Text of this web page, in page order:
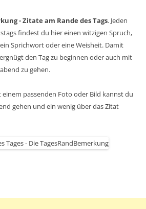
- Zitate am Rande des Tags. Jeden
findest du hier einen witzigen Spruch,
Sprichwort oder eine Weisheit. Damit
den Tag zu beginnen oder auch mit
zu gehen.
passenden Foto oder Bild kannst du
gehen und ein wenig über das Zitat